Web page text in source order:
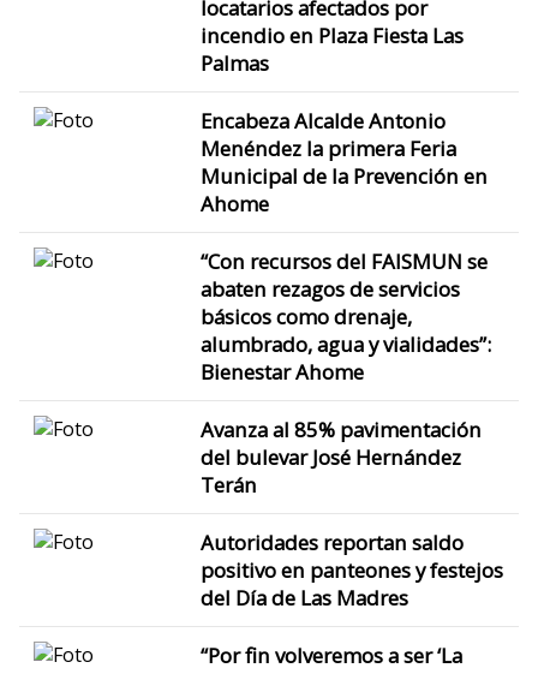
locatarios afectados por
incendio en Plaza Fiesta Las
Palmas
Encabeza Alcalde Antonio
Menéndez la primera Feria
Municipal de la Prevención en
Ahome
“Con recursos del FAISMUN se
abaten rezagos de servicios
básicos como drenaje,
alumbrado, agua y vialidades”:
Bienestar Ahome
Avanza al 85% pavimentación
del bulevar José Hernández
Terán
Autoridades reportan saldo
positivo en panteones y festejos
del Día de Las Madres
“Por fin volveremos a ser ‘La